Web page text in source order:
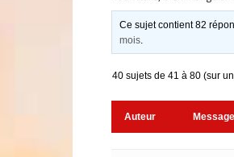
Ce sujet contient 82
mois.
40 sujets de 41 à 80 (sur
Auteur